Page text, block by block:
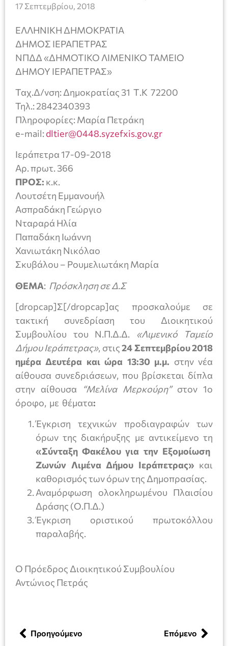
17 Σεπτεμβρίου, 2018
ΕΛΛΗΝΙΚΗ ΔΗΜΟΚΡΑΤΙΑ
ΔΗΜΟΣ ΙΕΡΑΠΕΤΡΑΣ
ΝΠΔΔ «ΔΗΜΟΤΙΚΟ ΛΙΜΕΝΙΚΟ ΤΑΜΕΙΟ
ΔΗΜΟΥ ΙΕΡΑΠΕΤΡΑΣ»
Ταχ.Δ/νση: Δημοκρατίας 31 Τ.Κ 72200
Τηλ.: 2842340393
Πληροφορίες: Μαρία Πετράκη
e-mail:dltier@0448.syzefxis.gov.gr
Ιεράπετρα 17-09-2018
Αρ. πρωτ. 366
ΠΡΟΣ: κ.κ.
Λουτσέτη Εμμανουήλ
Ασπραδάκη Γεώργιο
Νταραρά Ηλία
Παπαδάκη Ιωάννη
Χανιωτάκη Νικόλαο
Σκυβάλου – Ρουμελιωτάκη Μαρία
ΘΕΜΑ: Πρόσκληση σε Δ.Σ
[dropcap]Σ[/dropcap]ας προσκαλούμε σε
τακτική συνεδρίαση του Διοικητικού
Συμβουλίου του Ν.Π.Δ.Δ.
«Λιμενικό Ταμείο
Δήμου Ιεράπετρας», στις24 Σεπτεμβρίου2018
ημέρα Δευτέρα και ώρα 13:30 μ.μ. στην νέα
αίθουσα συνεδριάσεων, που βρίσκεται δίπλα
στην αίθουσα
“Μελίνα Μερκούρη”στον 1ο
όροφο, με θέματα:
Έγκριση τεχνικών προδιαγραφών των
όρων της διακήρυξης με αντικείμενο τη
«Σύνταξη Φακέλου για την Εξομοίωση
Ζωνών Λιμένα Δήμου Ιεράπετρας» και
καθορισμός των όρων της Δημοπρασίας.
Αναμόρφωση ολοκληρωμένου Πλαισίου
Δράσης (Ο.Π.Δ.)
Έγκριση οριστικού πρωτοκόλλου
παραλαβής.
Ο Πρόεδρος Διοικητικού Συμβουλίου
Αντώνιος Πετράς
Προηγούμενο Επόμενο